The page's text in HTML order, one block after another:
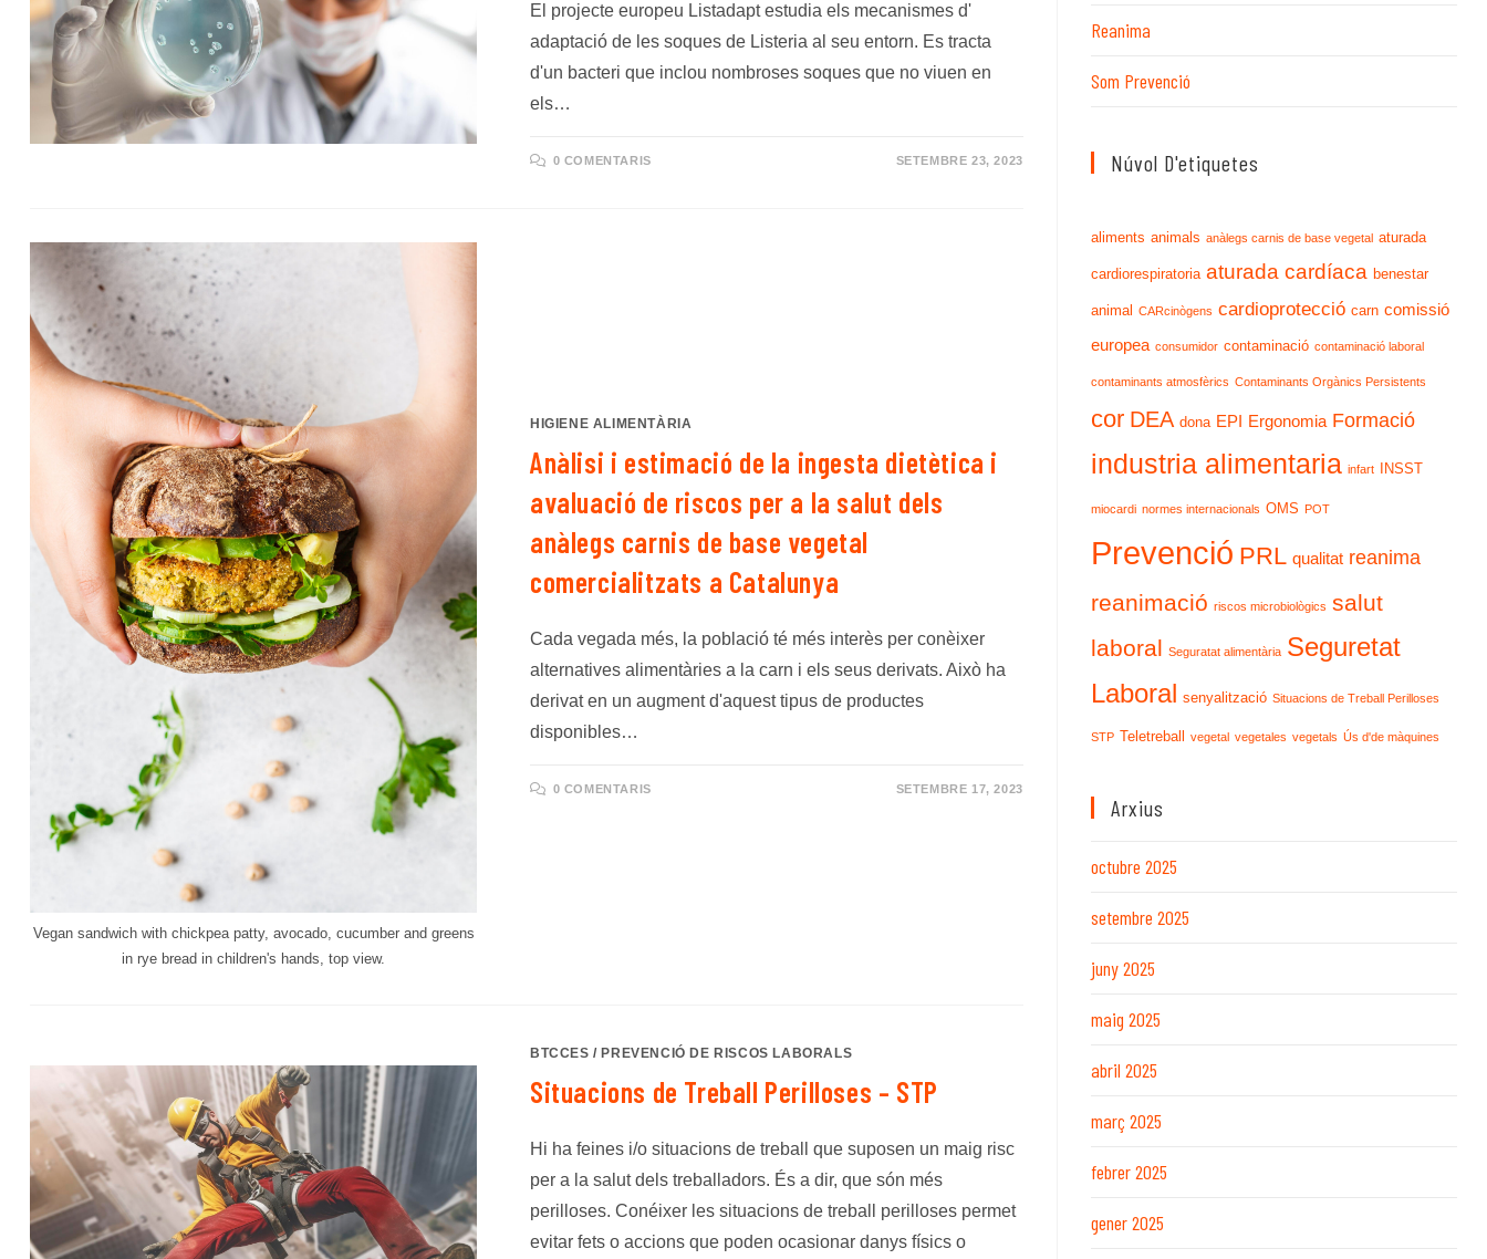
El projecte europeu Listadapt estudia els mecanismes d'
adaptació de les soques de Listeria al seu entorn. Es tracta
d'un bacteri que inclou nombroses soques que no viuen en
els…
0 COMENTARIS SETEMBRE 23, 2023
Vegan sandwich with chickpea patty, avocado, cucumber and greens
in rye bread in children's hands, top view.
HIGIENE ALIMENTÀRIA
Anàlisi i estimació de la ingesta dietètica i
avaluació de riscos per a la salut dels
anàlegs carnis de base vegetal
comercialitzats a Catalunya
Cada vegada més, la població té més interès per conèixer
alternatives alimentàries a la carn i els seus derivats. Això ha
derivat en un augment d'aquest tipus de productes
disponibles…
0 COMENTARIS SETEMBRE 17, 2023
BTCCES /PREVENCIÓ DE RISCOS LABORALS
Situacions de Treball Perilloses – STP
Hi ha feines i/o situacions de treball que suposen un maig risc
per a la salut dels treballadors. És a dir, que són més
perilloses. Conéixer les situacions de treball perilloses permet
evitar fets o accions que poden ocasionar danys físics o
Reanima
Som Prevenció
Núvol D'etiquetes
aliments animals anàlegs carnis de base vegetal aturada
cardiorespiratoria aturada cardíaca benestar
animal CARcinògens cardioprotecció carn comissió
europea consumidor contaminació contaminació laboral
contaminants atmosfèrics Contaminants Orgànics Persistents
cor DEA dona EPI Ergonomia Formació
industria alimentaria infart INSST
miocardi normes internacionals OMS POT
Prevenció PRL qualitat reanima
reanimació riscos microbiològics salut
laboral Seguratat alimentària Seguretat
Laboral senyalització Situacions de Treball Perilloses
STP Teletreball vegetal vegetales vegetals Ús d'de màquines
Arxius
octubre 2025
setembre 2025
juny 2025
maig 2025
abril 2025
març 2025
febrer 2025
gener 2025